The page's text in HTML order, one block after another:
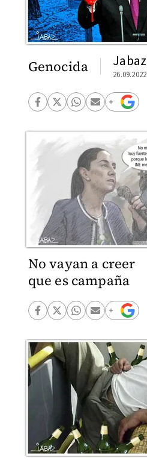
Genocida Jabaz
26.09.2022
No vayan a creer
que es campaña